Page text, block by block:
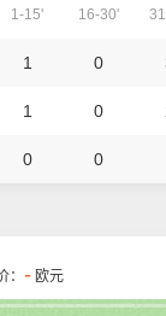
1-15' 16-30'
1 0
1 0
0 0
- 欧元